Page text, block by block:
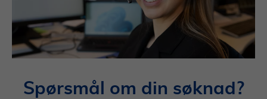
Spørsmål om din søknad?